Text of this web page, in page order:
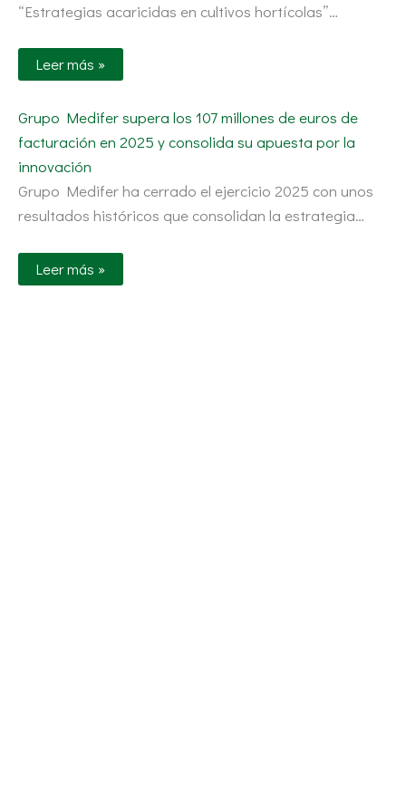
“Estrategias acaricidas en cultivos hortícolas”…
Leer más »
Grupo Medifer supera los 107 millones de euros de
facturación en 2025 y consolida su apuesta por la
innovación
Grupo Medifer ha cerrado el ejercicio 2025 con unos
resultados históricos que consolidan la estrategia…
Leer más »